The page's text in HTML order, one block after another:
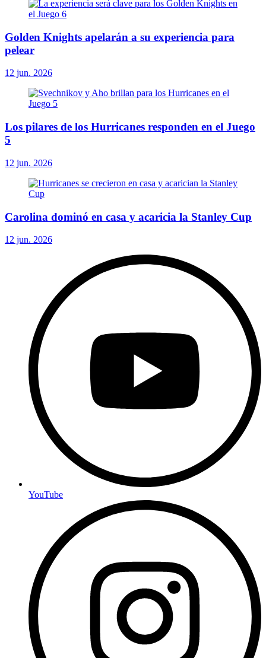
Golden Knights apelarán a su experiencia para
pelear
12 jun. 2026
Los pilares de los Hurricanes responden en el Juego
5
12 jun. 2026
Carolina dominó en casa y acaricia la Stanley Cup
12 jun. 2026
YouTube